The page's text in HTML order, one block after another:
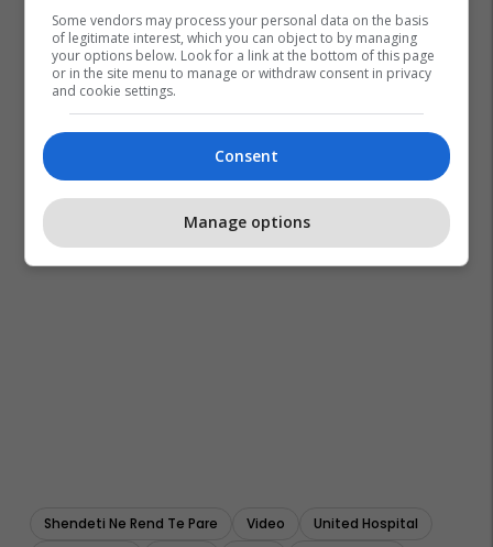
Shendeti Ne Rend Te Pare Video
United Hospital
Some vendors may process your personal data on the basis
of legitimate interest, which you can object to by managing
your options below. Look for a link at the bottom of this page
or in the site menu to manage or withdraw consent in privacy
and cookie settings.
Consent
Manage options